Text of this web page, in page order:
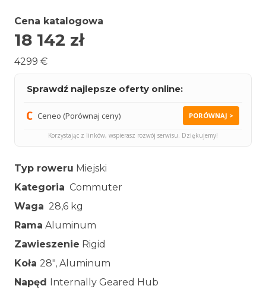
Cena katalogowa
18 142 zł
4299 €
Sprawdź najlepsze oferty online:
Ceneo (Porównaj ceny) PORÓWNAJ >
Korzystając z linków, wspierasz rozwój serwisu. Dziękujemy!
Typ roweru Miejski
Kategoria Commuter
Waga 28,6 kg
Rama Aluminum
Zawieszenie Rigid
Koła 28″, Aluminum
Napęd
Internally Geared Hub